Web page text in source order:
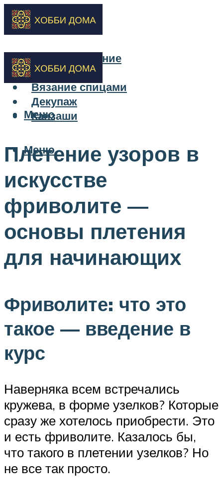
Бисероплетение
Вышивка
Вязание спицами
Декупаж
Канзаши
Меню
Меню
Плетение узоров в
искусстве
фриволите —
основы плетения
для начинающих
Фриволите: что это
такое — введение в
курс
Наверняка всем встречались
кружева, в форме узелков? Которые
сразу же хотелось приобрести. Это
и есть фриволите. Казалось бы,
что такого в плетении узелков? Но
не все так просто.